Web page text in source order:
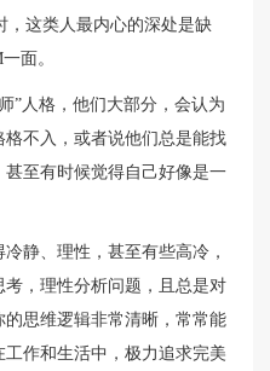
，这类人最内心的深处是缺
面。
”人格，他们大部分，会认为
不入，或者说他们总是能找
至有时候觉得自己好像是一
静、理性，甚至有些高冷，
，理性分析问题，且总是对
思维逻辑非常清晰，常常能
作和生活中，极力追求完美